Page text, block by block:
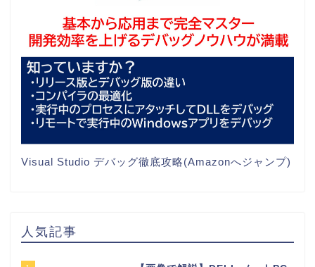
Visual Studio デバッグ徹底攻略(Amazonへジャンプ)
人気記事